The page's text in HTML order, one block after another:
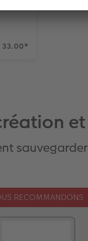
33.00*
RECOMMANDONS